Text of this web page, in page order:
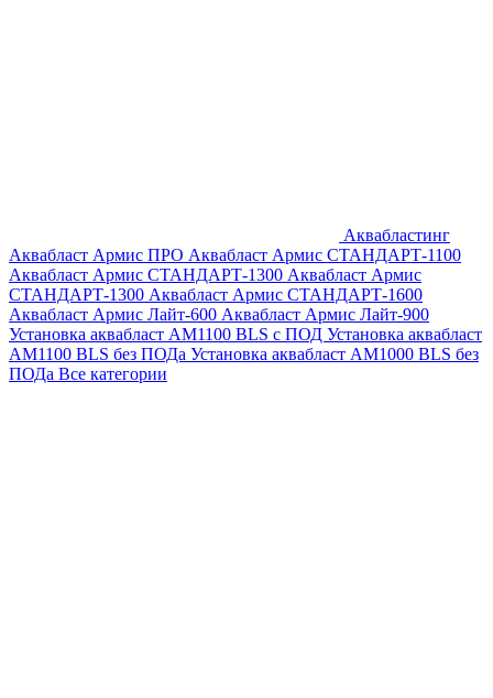
Аквабластинг
Аквабласт Армис ПРО Аквабласт Армис СТАНДАРТ-1100
Аквабласт Армис СТАНДАРТ-1300 Аквабласт Армис
СТАНДАРТ-1300 Аквабласт Армис СТАНДАРТ-1600
Аквабласт Армис Лайт-600 Аквабласт Армис Лайт-900
Установка аквабласт AM1100 BLS с ПОД Установка аквабласт
AM1100 BLS без ПОДа Установка аквабласт AM1000 BLS без
ПОДа Все категории